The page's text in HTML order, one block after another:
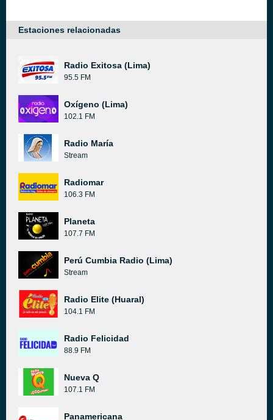
Estaciones relacionadas
Radio Exitosa (Lima)
95.5 FM
Oxígeno (Lima)
102.1 FM
Radio María
Stream
Radiomar
106.3 FM
Planeta
107.7 FM
Perú Cumbia Radio (Lima)
Stream
Radio Elite (Huaral)
104.1 FM
Radio Felicidad
88.9 FM
Nueva Q
107.1 FM
Panamericana